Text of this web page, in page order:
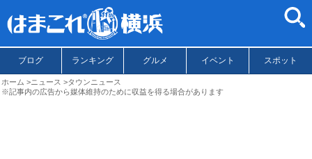
ブログ ランキング グルメ イベント スポット
ホーム ニュース
タウンニュース
※記事内の広告から媒体維持のために収益を得る場合があります